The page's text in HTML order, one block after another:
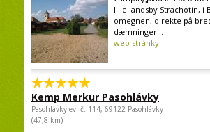
lille landsby Strachotín, i
omegnen, direkte på
dæmninger...
web stránky
Kemp Merkur Pasohlávky
Pasohlávky ev. č. 114, 69122 Pasohlávky
(47,8 km)